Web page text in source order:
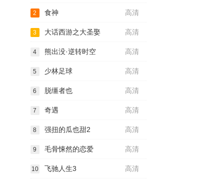
高清
2 食神
高清
3 大话西游之大圣娶
高清
4 熊出没·逆转时空
高清
5 少林足球
高清
6 脱缰者也
高清
7 奇遇
高清
8 强扭的瓜也甜2
高清
9 毛骨悚然的恋爱
高清
10 飞驰人生3